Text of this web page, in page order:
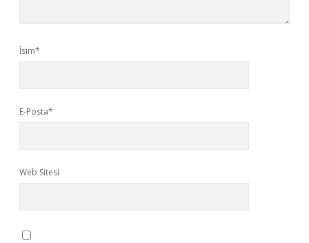
İsim*
E-Posta*
Web Sitesi